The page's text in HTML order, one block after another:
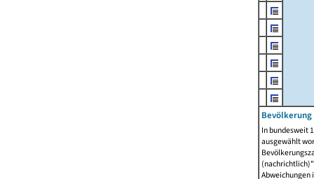
In bundesweit
ausgewählt
Abweichungen